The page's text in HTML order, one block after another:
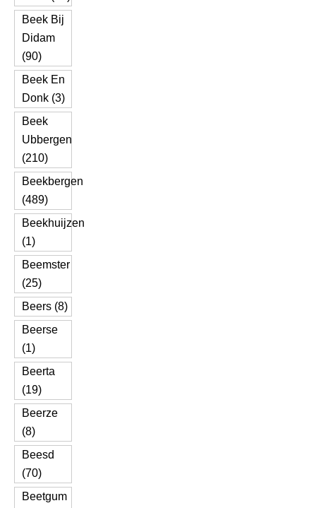
Beek Bij
Didam
(90)
Beek En
Donk (3)
Beek
Ubbergen
(210)
Beekbergen
(489)
Beekhuijzen
(1)
Beemster
(25)
Beers (8)
Beerse
(1)
Beerta
(19)
Beerze
(8)
Beesd
(70)
Beetgum